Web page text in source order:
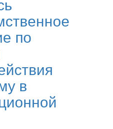
по
в